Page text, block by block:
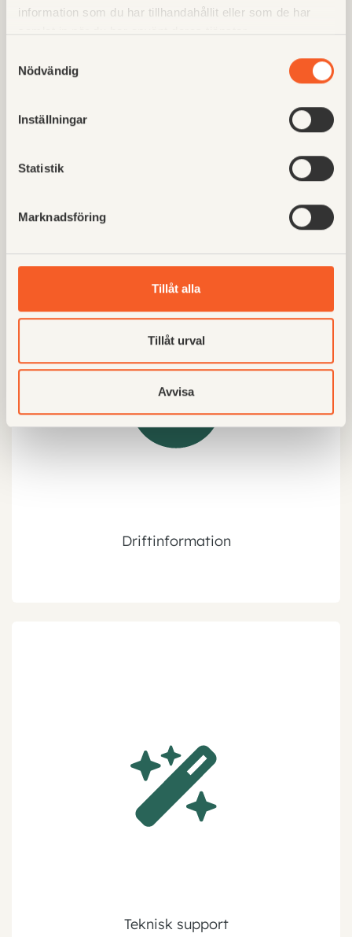
information som du har tillhandahållit eller som de har
Nödvändig
Inställningar
Statistik
Marknadsföring
Tillåt alla
Tillåt urval
Avvisa
Driftinformation
Teknisk support